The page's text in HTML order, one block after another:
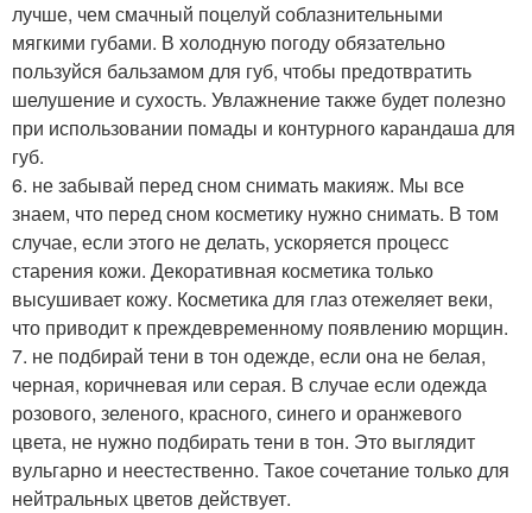
лучше, чем смачный поцелуй соблазнительными
мягкими губами. В холодную погоду обязательно
пользуйся бальзамом для губ, чтобы предотвратить
шелушение и сухость. Увлажнение также будет полезно
при использовании помады и контурного карандаша для
губ.
6. не забывай перед сном снимать макияж. Мы все
знаем, что перед сном косметику нужно снимать. В том
случае, если этого не делать, ускоряется процесс
старения кожи. Декоративная косметика только
высушивает кожу. Косметика для глаз отежеляет веки,
что приводит к преждевременному появлению морщин.
7. не подбирай тени в тон одежде, если она не белая,
черная, коричневая или серая. В случае если одежда
розового, зеленого, красного, синего и оранжевого
цвета, не нужно подбирать тени в тон. Это выглядит
вульгарно и неестественно. Такое сочетание только для
нейтральных цветов действует.